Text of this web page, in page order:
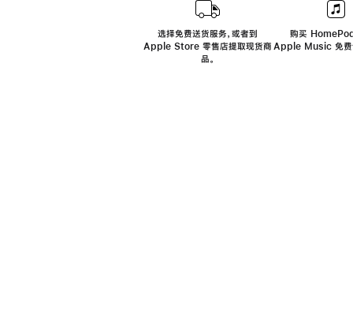
选择免费送货服务，或者到
Apple Store 零售店提取现货商
品。
购买
Apple Music 免费